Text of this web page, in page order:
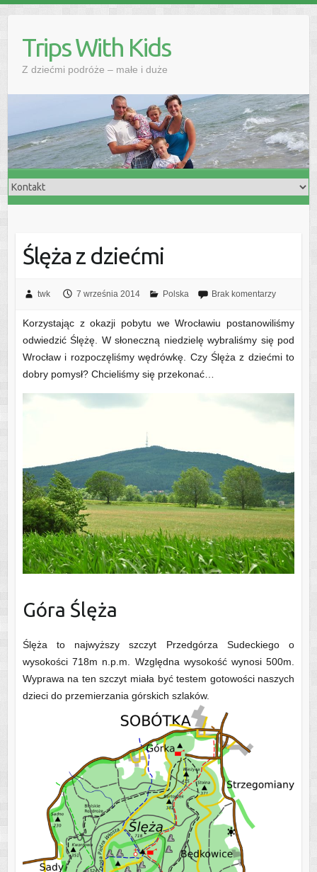
Trips With Kids
Z dziećmi podróże – małe i duże
Ślęża z dziećmi
twk 7 września 2014 Polska Brak komentarzy
Korzystając z okazji pobytu we Wrocławiu postanowiliśmy
odwiedzić Ślężę. W słoneczną niedzielę wybraliśmy się pod
Wrocław i rozpoczęliśmy wędrówkę. Czy Ślęża z dziećmi to
dobry pomysł? Chcieliśmy się przekonać…
Góra Ślęża
Ślęża to najwyższy szczyt Przedgórza Sudeckiego o
wysokości 718m n.p.m. Względna wysokość wynosi 500m.
Wyprawa na ten szczyt miała być testem gotowości naszych
dzieci do przemierzania górskich szlaków.